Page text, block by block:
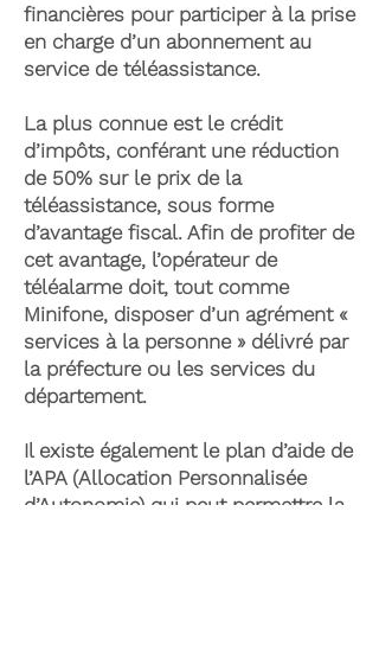
financières pour participer à la prise
en charge d’un abonnement au
service de téléassistance.
La plus connue est le crédit
d’impôts, conférant une réduction
de 50% sur le prix de la
téléassistance, sous forme
d’avantage fiscal. Afin de profiter de
cet avantage, l’opérateur de
téléalarme doit, tout comme
Minifone, disposer d’un agrément «
services à la personne » délivré par
la préfecture ou les services du
département.
Il existe également le plan d’aide de
l’APA (Allocation Personnalisée
d’Autonomie) qui peut permettre la